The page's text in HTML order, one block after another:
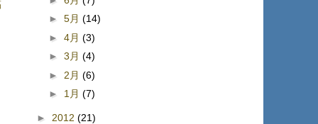
► 5月 (14)
► 4月 (3)
► 3月 (4)
► 2月 (6)
► 1月 (7)
► 2012 (21)